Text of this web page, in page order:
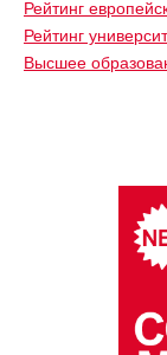
Рейтинг
Рейтинг
Высшее